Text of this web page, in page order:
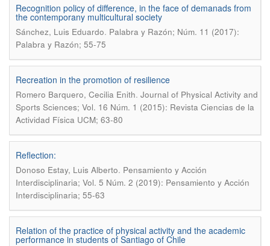
Recognition policy of difference, in the face of demanads from
the contemporany multicultural society
Sánchez, Luis Eduardo. Palabra y Razón; Núm. 11 (2017):
Palabra y Razón; 55-75
Recreation in the promotion of resilience
Romero Barquero, Cecilia Enith. Journal of Physical Activity and
Sports Sciences; Vol. 16 Núm. 1 (2015): Revista Ciencias de la
Actividad Física UCM; 63-80
Reflection:
Donoso Estay, Luis Alberto. Pensamiento y Acción
Interdisciplinaria; Vol. 5 Núm. 2 (2019): Pensamiento y Acción
Interdisciplinaria; 55-63
Relation of the practice of physical activity and the academic
performance in students of Santiago of Chile